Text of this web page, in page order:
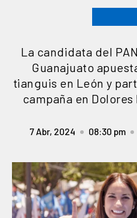
La candidata del
Guanajuato
tianguis en León y
campaña en
7 Abr, 2024 08:30 pm